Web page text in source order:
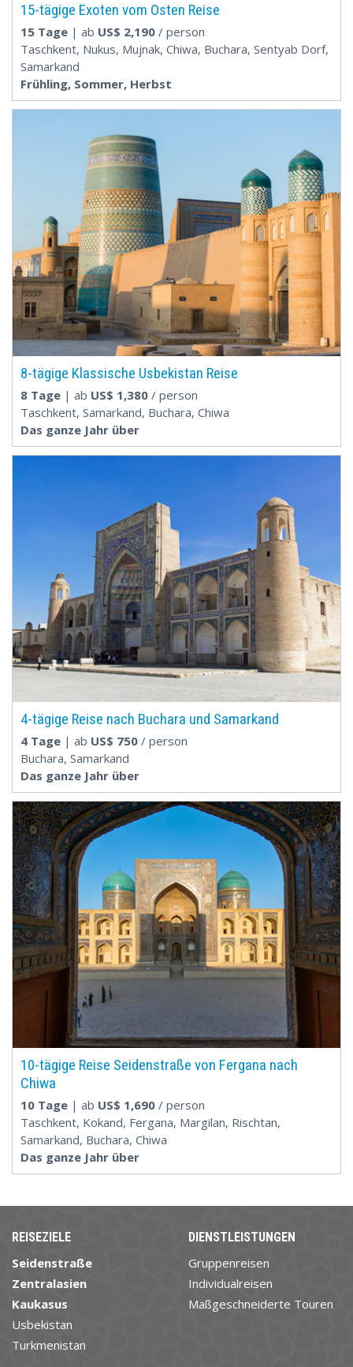
15-tägige Exoten vom Osten Reise
15 Tage | ab US$ 2,190 / person
Taschkent, Nukus, Mujnak, Chiwa, Buchara, Sentyab Dorf,
Samarkand
Frühling, Sommer, Herbst
8-tägige Klassische Usbekistan Reise
8 Tage | ab US$ 1,380 / person
Taschkent, Samarkand, Buchara, Chiwa
Das ganze Jahr über
4-tägige Reise nach Buchara und Samarkand
4 Tage | ab US$ 750 / person
Buchara, Samarkand
Das ganze Jahr über
10-tägige Reise Seidenstraße von Fergana nach
Chiwa
10 Tage | ab US$ 1,690 / person
Taschkent, Kokand, Fergana, Margilan, Rischtan,
Samarkand, Buchara, Chiwa
Das ganze Jahr über
REISEZIELE
Seidenstraße
Zentralasien
Kaukasus
Usbekistan
Turkmenistan
DIENSTLEISTUNGEN
Gruppenreisen
Individualreisen
Maßgeschneiderte Touren